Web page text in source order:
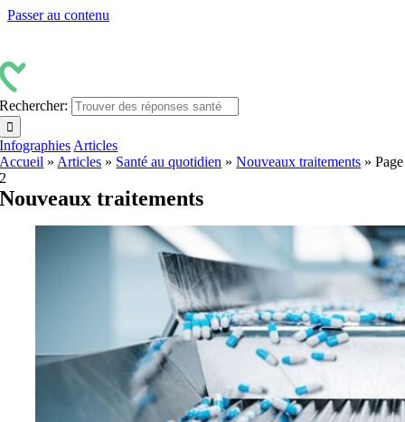
Passer au contenu
Rechercher:
Infographies Articles
Accueil » Articles » Santé au quotidien »Nouveaux traitements »Page
2
Nouveaux traitements